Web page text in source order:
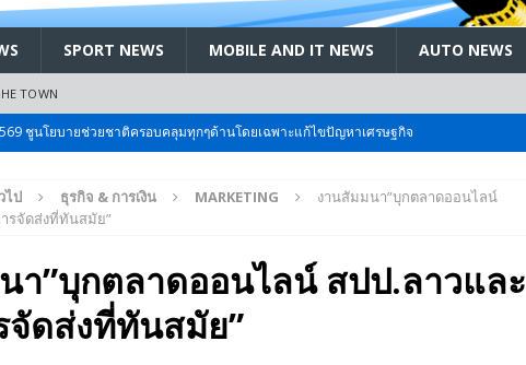
SPORT NEWS MOBILE AND IT NEWS AUTO NEWS
TOWN
ชูนโยบายช่วยชาติครอบคลุมทุกๆด้านโดยเฉพาะแก้ไขปัญหาเศรษฐกิจ
International Motor 2026 ที่คนรักรถ ไม่ควรพลาด 25 มีค. – 5
!! เจาะสนามเจดีย์ใหญ่: เมื่อคะแนนนิยม ‘ส้ม’ พุ่งชนกำแพง ‘บ้านใหญ่’ ใน
องล้อที่เข้าใจผู้ใช้ไทยมากที่สุด
ไป ธุรกิจ & การเงิน MARKETING
งานสัมมนา”บุกตลาดออนไลน์
รจัดส่งที่ทันสมัย”
า”บุกตลาดออนไลน์ สปป.ลาวและ
จัดส่งที่ทันสมัย”